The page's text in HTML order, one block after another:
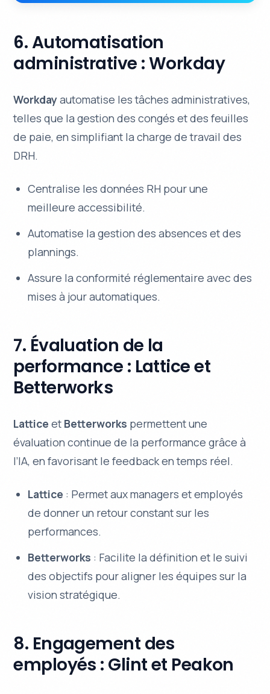
6. Automatisation
administrative : Workday
Workdayautomatise les tâches administratives,
telles que la gestion des congés et des feuilles
de paie, en simplifiant la charge de travail des
DRH.
Centralise les données RH pour une
meilleure accessibilité.
Automatise la gestion des absences et des
plannings.
Assure la conformité réglementaire avec des
mises à jour automatiques.
7. Évaluation de la
performance : Lattice et
Betterworks
Lattice et Betterworks permettent une
évaluation continue de la performance grâce à
l’IA, en favorisant le feedback en temps réel.
Lattice : Permet aux managers et employés
de donner un retour constant sur les
performances.
Betterworks : Facilite la définition et le suivi
des objectifs pour aligner les équipes sur la
vision stratégique.
8. Engagement des
employés : Glint et Peakon